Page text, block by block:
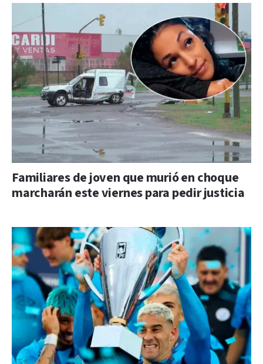
Familiares de joven que murió en choque
marcharán este viernes para pedir justicia